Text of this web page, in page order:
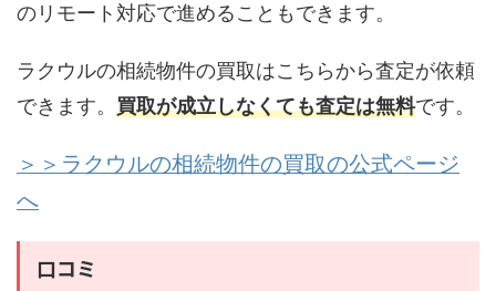
のリモート対応で進めることもできます。
ラクウルの相続物件の買取はこちらから査定が依頼
できます。 買取が成立しなくても査定は無料です。
＞＞ラクウルの相続物件の買取の公式ページ
へ
口コミ